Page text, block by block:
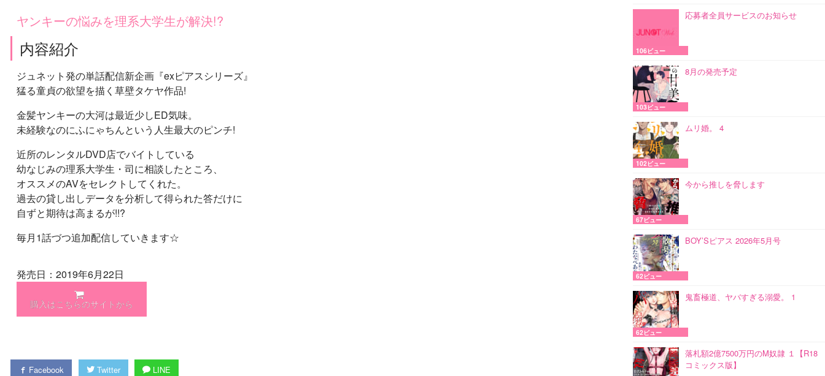
ヤンキーの悩みを理系大学生が解決!?
内容紹介
ジュネット発の単話配信新企画『exピアスシリーズ』
猛る童貞の欲望を描く草壁タケヤ作品!
金髪ヤンキーの大河は最近少しED気味。
未経験なのにふにゃちんという人生最大のピンチ!
近所のレンタルDVD店でバイトしている
幼なじみの理系大学生・司に相談したところ、
オススメのAVをセレクトしてくれた。
過去の貸し出しデータを分析して得られた答だけに
自ずと期待は高まるが!!?
毎月1話づつ追加配信していきます☆
発売日：2019年6月22日
購入はこちらのサイトから
Facebook Twitter LINE
応募者全員サービスのお知らせ
106ビュー
8月の発売予定
103ビュー
ムリ婚。 4
102ビュー
今から推しを脅します
67ビュー
BOY’Sピアス 2026年5月号
62ビュー
鬼畜極道、ヤバすぎる溺愛。 1
62ビュー
落札額2億7500万円のM奴隷 １【R18
コミックス版】